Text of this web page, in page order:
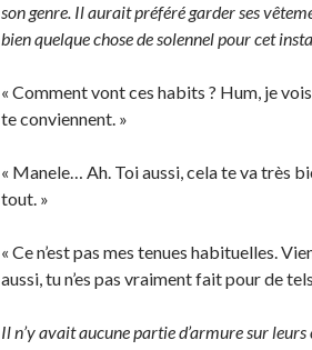
son genre. Il aurait préféré garder ses
bien quelque chose de solennel pour cet
« Comment vont ces habits ? Hum, je
te conviennent. »
« Manele… Ah. Toi aussi, cela te va très
tout. »
« Ce n’est pas mes tenues habituelles.
aussi, tu n’es pas vraiment fait pour de
Il n’y avait aucune partie d’armure sur